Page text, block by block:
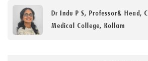
Dr Indu P S, Professor& Head,
Medical College, Kollam